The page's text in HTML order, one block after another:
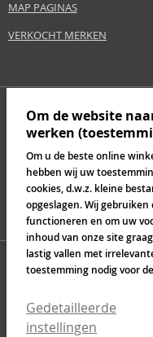
MAP PAGINAS
VERKOCHT MERKEN
Om de website
werken
Om u de beste online
hebben wij uw
cookies, d.w.z. kleine
opgeslagen. Wij
functioneren en om uw
inhoud van onze site
lastig vallen met
toestemming nodig voor
Gedetailleerde
instellingen